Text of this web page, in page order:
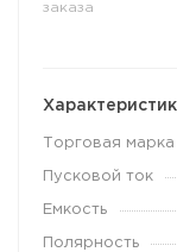
заказа
Торговая марка
Пусковой ток
Емкость
Полярность